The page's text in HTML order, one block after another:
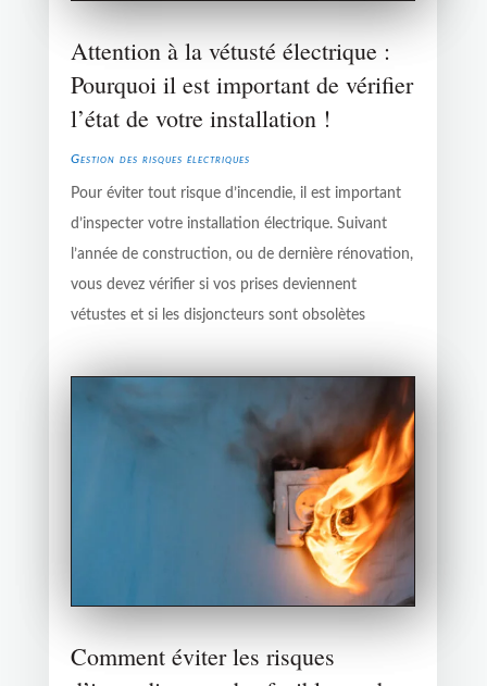
Attention à la vétusté électrique :
Pourquoi il est important de vérifier
l’état de votre installation !
Gestion des risques électriques
Pour éviter tout risque d’incendie, il est important
d’inspecter votre installation électrique. Suivant
l’année de construction, ou de dernière rénovation,
vous devez vérifier si vos prises deviennent
vétustes et si les disjoncteurs sont obsolètes
Comment éviter les risques